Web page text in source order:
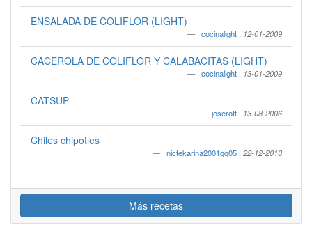
ENSALADA DE COLIFLOR (LIGHT)
cocinalight 12-01-2009
CACEROLA DE COLIFLOR Y CALABACITAS (LIGHT)
cocinalight 13-01-2009
CATSUP
joserott 13-08-2006
Chiles chipotles
nictekarina2001gq05 22-12-2013
Más recetas